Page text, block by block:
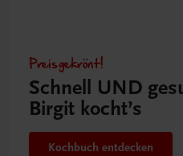
Preisgekrönt!
Schnell UND
Birgit kocht’s
Kochbuch entdecken